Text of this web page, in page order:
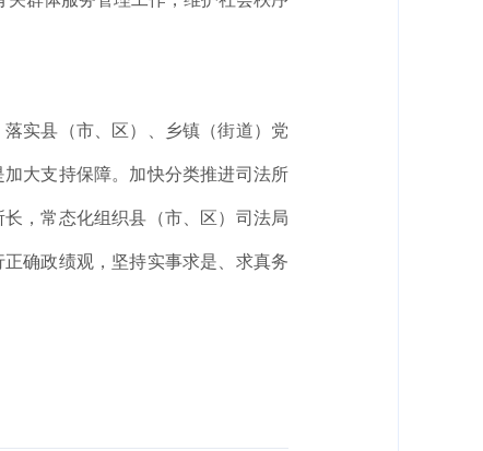
实县（市、区）、乡镇（街道）党
大支持保障。加快分类推进司法所
，常态化组织县（市、区）司法局
确政绩观，坚持实事求是、求真务